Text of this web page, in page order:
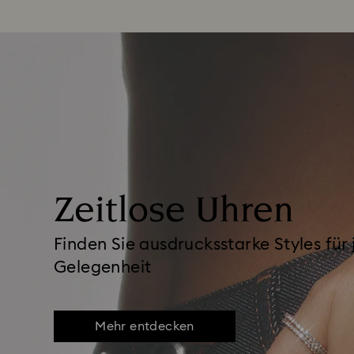
Zeitlose Uhren
Finden Sie ausdrucksstarke Styles für
Gelegenheit
Mehr entdecken